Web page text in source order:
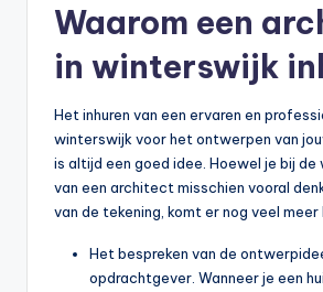
Waarom een
in winterswijk
Het inhuren van een ervaren en
winterswijk voor het ontwerpen van
is altijd een goed idee. Hoewel je bij de
van een architect misschien vooral
van de tekening, komt er nog veel meer
Het bespreken van de
opdrachtgever. Wanneer je een